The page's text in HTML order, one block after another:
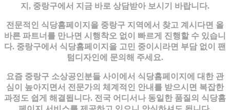
지, 중랑구에서 지금 바로 상담받아 보시기 바랍니다.
전문적인 식당홈페이지을 중랑구 지역에서 찾고 계시다면 올
바른 파트너를 만나면 시행착오 없이 빠르게 진행할 수 있습니
다. 중랑구에서 식당홈페이지을 고민 중이시라면 부담 없이 팬
텀디자인에 문의해 주세요.
요즘 중랑구 소상공인분들 사이에서 식당홈페이지에 대한 관
심이 높아지면서 전문가의 체계적인 안내를 받으시면 복잡한
과정도 쉽게 해결됩니다. 전국 어디서나 동일한 품질의 식당홈